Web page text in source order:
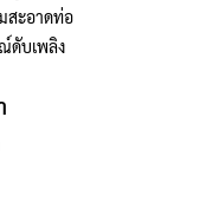
สะอาดท่อ
ดับเพลิง